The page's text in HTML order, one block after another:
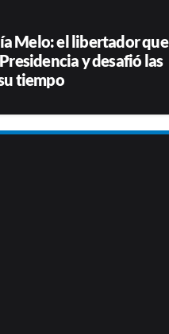
Melo: el libertador que
y desafió las
tiempo